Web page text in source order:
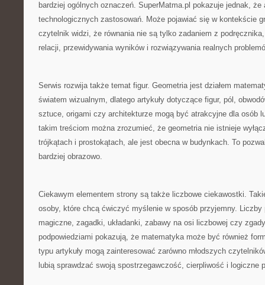
bardziej ogólnych oznaczeń. SuperMatma.pl pokazuje jednak, że
technologicznych zastosowań. Może pojawiać się w kontekście
czytelnik widzi, że równania nie są tylko zadaniem z
relacji, przewidywania wyników i rozwiązywania realnych
Serwis rozwija także temat figur. Geometria jest działem
światem wizualnym, dlatego artykuły dotyczące figur, pól,
sztuce, origami czy architekturze mogą być atrakcyjne dla osób
takim treściom można zrozumieć, że geometria nie istnieje
trójkątach i prostokątach, ale jest obecna w budynkach. To
bardziej obrazowo.
Ciekawym elementem strony są także liczbowe ciekawostki.
osoby, które chcą ćwiczyć myślenie w sposób przyjemny.
magiczne, zagadki, układanki, zabawy na osi liczbowej czy
podpowiedziami pokazują, że matematyka może być również
typu artykuły mogą zainteresować zarówno młodszych
lubią sprawdzać swoją spostrzegawczość, cierpliwość i logiczne